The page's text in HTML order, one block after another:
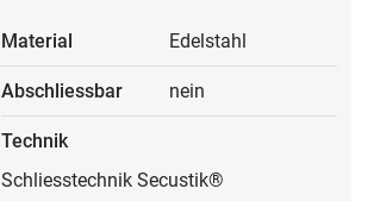
Material Edelstahl
Abschliessbar nein
Technik
Schliesstechnik Secustik®